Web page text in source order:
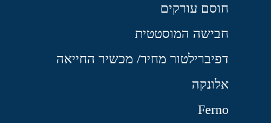
חוסם עורקים
חבישה המוסטטית
דפיברילטור מחיר/ מכשיר החייאה
אלונקה
Ferno